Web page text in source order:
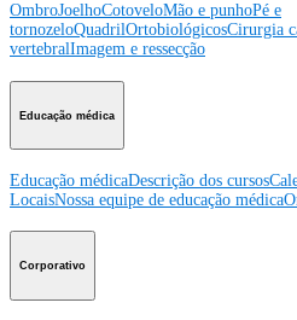
OmbroJoelhoCotoveloMão e punhoPé e
tornozeloQuadrilOrtobiológicosCirurgia
vertebralImagem e ressecção
Educação médica
Educação médicaDescrição dos cursos
LocaisNossa equipe de educação médica
Corporativo